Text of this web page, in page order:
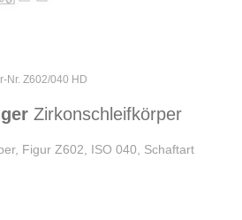
Nr. Z602/040 HD
Zirkonschleifkörper
Figur Z602, ISO 040, Schaftart